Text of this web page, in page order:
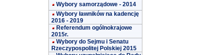
Wybory samorządowe - 2014
Wybory ławników na kadencję
2016 - 2019
Referendum ogólnokrajowe
2015r.
Wybory do Sejmu i Senatu
Rzeczypospolitej Polskiej 2015